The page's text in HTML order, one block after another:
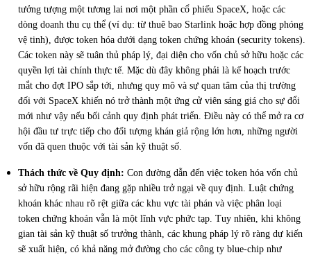
tưởng tượng một tương lai nơi một phần cổ phiếu SpaceX, hoặc các
dòng doanh thu cụ thể (ví dụ: từ thuê bao Starlink hoặc hợp đồng phóng
vệ tinh), được token hóa dưới dạng token chứng khoán (security tokens).
Các token này sẽ tuân thủ pháp lý, đại diện cho vốn chủ sở hữu hoặc các
quyền lợi tài chính thực tế. Mặc dù đây không phải là kế hoạch trước
mắt cho đợt IPO sắp tới, nhưng quy mô và sự quan tâm của thị trường
đối với SpaceX khiến nó trở thành một ứng cử viên sáng giá cho sự đổi
mới như vậy nếu bối cảnh quy định phát triển. Điều này có thể mở ra cơ
hội đầu tư trực tiếp cho đối tượng khán giả rộng lớn hơn, những người
vốn đã quen thuộc với tài sản kỹ thuật số.
Thách thức về Quy định: Con đường dẫn đến việc token hóa vốn chủ
sở hữu rộng rãi hiện đang gặp nhiều trở ngại về quy định. Luật chứng
khoán khác nhau rõ rệt giữa các khu vực tài phán và việc phân loại
token chứng khoán vẫn là một lĩnh vực phức tạp. Tuy nhiên, khi không
gian tài sản kỹ thuật số trưởng thành, các khung pháp lý rõ ràng dự kiến
sẽ xuất hiện, có khả năng mở đường cho các công ty blue-chip như